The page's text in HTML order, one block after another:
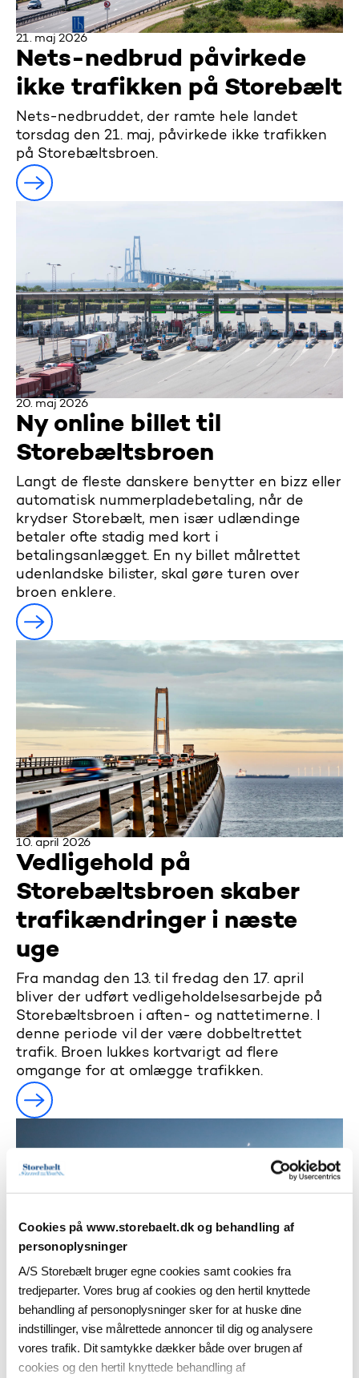
Cookies på www.storebaelt.dk og behandling af
personoplysninger
A/S Storebælt bruger egne cookies samt cookies fra
tredjeparter. Vores brug af cookies og den hertil knyttede
behandling af personoplysninger sker for at huske dine
indstillinger, vise målrettede annoncer til dig og analysere
vores trafik. Dit samtykke dækker både over brugen af
cookies og den hertil knyttede behandling af
21. maj 2026
Nets-nedbrud påvirkede
ikke trafikken på Storebælt
Nets-nedbruddet, der ramte hele landet
torsdag den 21. maj, påvirkede ikke trafikken
på Storebæltsbroen.
20. maj 2026
Ny online billet til
Storebæltsbroen
Langt de fleste danskere benytter en bizz eller
automatisk nummerpladebetaling, når de
krydser Storebælt, men især udlændinge
betaler ofte stadig med kort i
betalingsanlægget. En ny billet målrettet
udenlandske bilister, skal gøre turen over
broen enklere.
10. april 2026
Vedligehold på
Storebæltsbroen skaber
trafikændringer i næste
uge
Fra mandag den 13. til fredag den 17. april
bliver der udført vedligeholdelsesarbejde på
Storebæltsbroen i aften- og nattetimerne. I
denne periode vil der være dobbeltrettet
trafik. Broen lukkes kortvarigt ad flere
omgange for at omlægge trafikken.
26. marts 2026
Påskeferien skaber øget
trafik over Storebælt